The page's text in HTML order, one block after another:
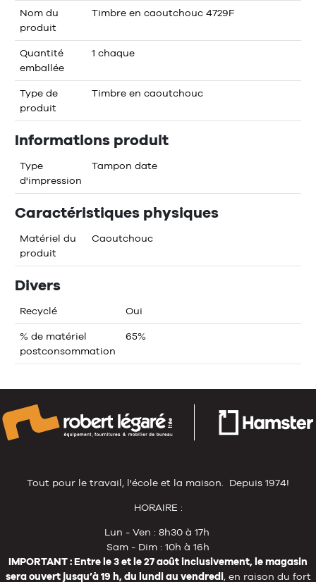
Nom du
produit
Timbre en caoutchouc 4729F
Quantité
emballée
1 chaque
Type de
produit
Timbre en caoutchouc
Informations produit
Type
d'impression
Tampon date
Caractéristiques physiques
Matériel du
produit
Caoutchouc
Divers
Recyclé Oui
% de matériel
postconsommation
65%
Tout pour le travail, l'école et la maison. Depuis 1974!
HORAIRE :
Lun - Ven : 8h30 à 17h
Sam - Dim : 10h à 16h
IMPORTANT : Entre le 3 et le 27 août inclusivement, le magasin
sera ouvert jusqu’à 19 h, du lundi au vendredi, en raison du fort